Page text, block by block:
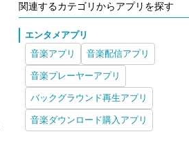
関連するカテゴリからアプリを探す
エンタメアプリ
音楽アプリ
音楽配信アプリ
音楽プレーヤーアプリ
バックグラウンド再生アプリ
音楽ダウンロード購入アプリ